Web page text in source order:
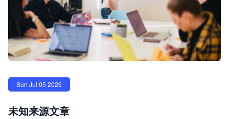
Sun Jul 05 2026
未知来源文章